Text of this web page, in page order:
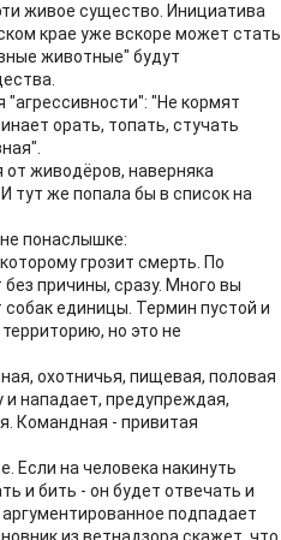
живое существо. Инициатива
крае уже вскоре может стать
животные" будут
"Не кормят
орать, топать, стучать
живодёров, наверняка
тут же попала бы в список на
понаслышке:
грозит смерть. По
причины, сразу. Много вы
собак единицы. Термин пустой и
но это не
охотничья, пищевая, половая
и нападает, предупреждая,
Командная - привитая
Если на человека накинуть
и бить - он будет отвечать и
подпадает